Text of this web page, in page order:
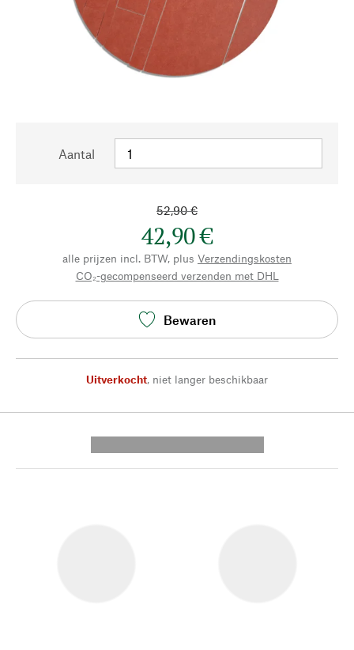
Aantal
52,90 €
42,90 €
alle prijzen incl. BTW, plus Verzendingskosten
CO₂-gecompenseerd verzenden met DHL
Bewaren
Uitverkocht, niet langer beschikbaar